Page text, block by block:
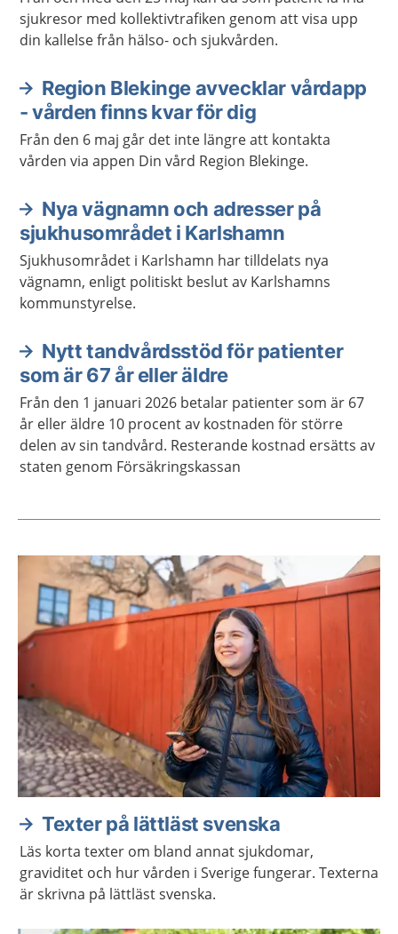
sjukresor med kollektivtrafiken genom att visa upp
din kallelse från hälso- och sjukvården.
Region Blekinge avvecklar vårdapp
- vården finns kvar för dig
Från den 6 maj går det inte längre att kontakta
vården via appen Din vård Region Blekinge.
Nya vägnamn och adresser på
sjukhusområdet i Karlshamn
Sjukhusområdet i Karlshamn har tilldelats nya
vägnamn, enligt politiskt beslut av Karlshamns
kommunstyrelse.
Nytt tandvårdsstöd för patienter
som är 67 år eller äldre
Från den 1 januari 2026 betalar patienter som är 67
år eller äldre 10 procent av kostnaden för större
delen av sin tandvård. Resterande kostnad ersätts av
staten genom Försäkringskassan
Aktuella artiklar
Texter på lättläst svenska
Läs korta texter om bland annat sjukdomar,
graviditet och hur vården i Sverige fungerar. Texterna
är skrivna på lättläst svenska.